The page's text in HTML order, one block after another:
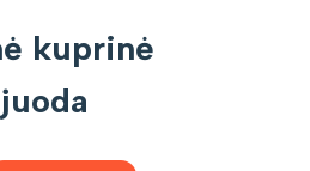
kuprinė